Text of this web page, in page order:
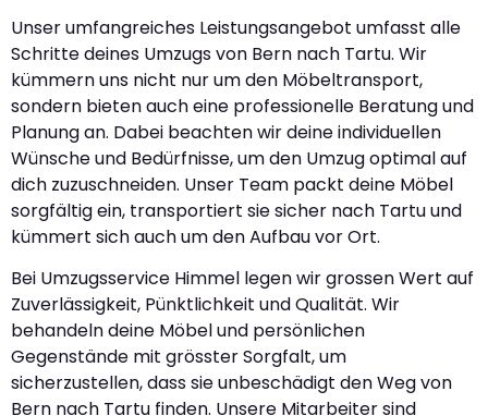
Unser umfangreiches Leistungsangebot umfasst alle
Schritte deines Umzugs von Bern nach Tartu. Wir
kümmern uns nicht nur um den Möbeltransport,
sondern bieten auch eine professionelle Beratung und
Planung an. Dabei beachten wir deine individuellen
Wünsche und Bedürfnisse, um den Umzug optimal auf
dich zuzuschneiden. Unser Team packt deine Möbel
sorgfältig ein, transportiert sie sicher nach Tartu und
kümmert sich auch um den Aufbau vor Ort.
Bei Umzugsservice Himmel legen wir grossen Wert auf
Zuverlässigkeit, Pünktlichkeit und Qualität. Wir
behandeln deine Möbel und persönlichen
Gegenstände mit grösster Sorgfalt, um
sicherzustellen, dass sie unbeschädigt den Weg von
Bern nach Tartu finden. Unsere Mitarbeiter sind